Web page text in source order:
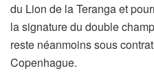
du Lion de la Teranga et
la signature du double
reste néanmoins sous
Copenhague.